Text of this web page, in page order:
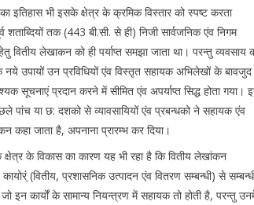
भी इसके क्षेत्र के क्रमिक विस्तार को स्पष्ट करता
तक (443 बी.सी. से ही) निजी सार्वजनिक एंव निगम
वितीय लेखाकन को ही पर्याप्त समझा जाता था। परन्तु व्यवसाय
उपायों उन प्रविधियों एंव विस्तृत सहायक अभिलेखों के बावजुद
सूचनाएं प्रदान करने में सीमित एंव अपर्याप्त सिद्ध होता गया।
पांच या छ: दशको से व्यावसायियों एंव प्रबन्धको ने सहायक एंव
कहा जाता है, अपनाना प्रारम्भ कर दिया।
के विकास का कारण यह भी रहा है कि वितीय लेखांकन
(वितीय, प्रशासनिक उत्पादन एंव वितरण सम्बन्धी) से
इन कार्यों के सामान्य नियन्त्रण में सहायक तो होती है, परन्तु